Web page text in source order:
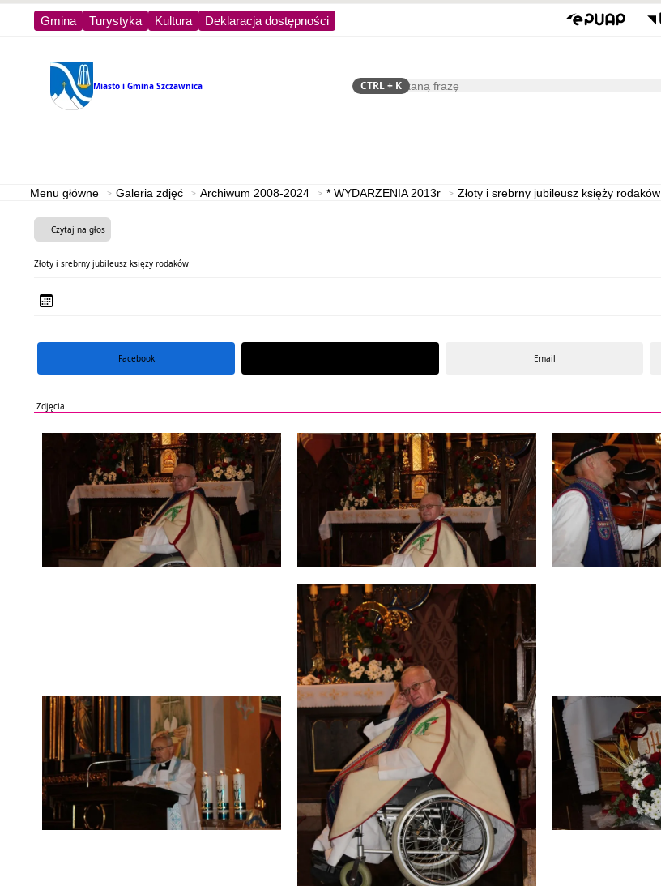
Gmina Turystyka Kultura Deklaracja dostępności
Miasto i Gmina Szczawnica Szukaj
CTRL+ K
Menu główne Galeria zdjęć Archiwum 2008-2024 * WYDARZENIA 2013r Złoty i srebrny jubileusz księży rodaków
Czytaj na głos
Złoty i srebrny jubileusz księży rodaków
Facebook Email
Zdjęcia